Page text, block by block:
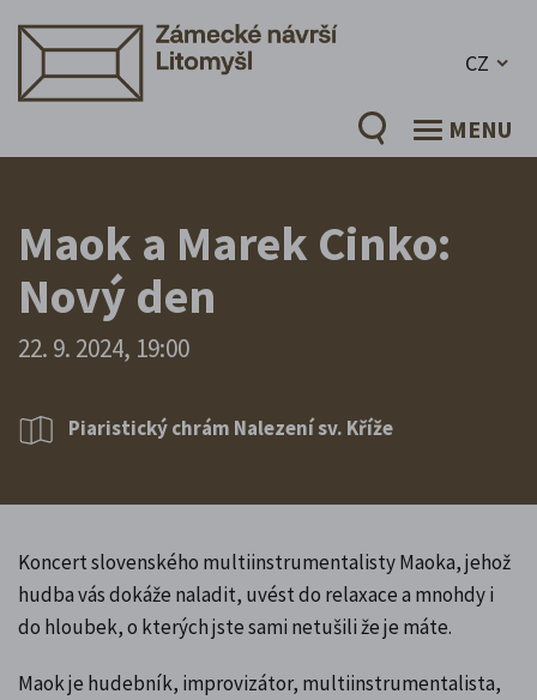
CZ
MENU
Maok a Marek Cinko:
Nový den
22. 9. 2024, 19:00
Piaristický chrám Nalezení sv. Kříže
Koncert slovenského multiinstrumentalisty Maoka, jehož
hudba vás dokáže naladit, uvést do relaxace a mnohdy i
do hloubek, o kterých jste sami netušili že je máte.
Maok je hudebník, improvizátor, multiinstrumentalista,